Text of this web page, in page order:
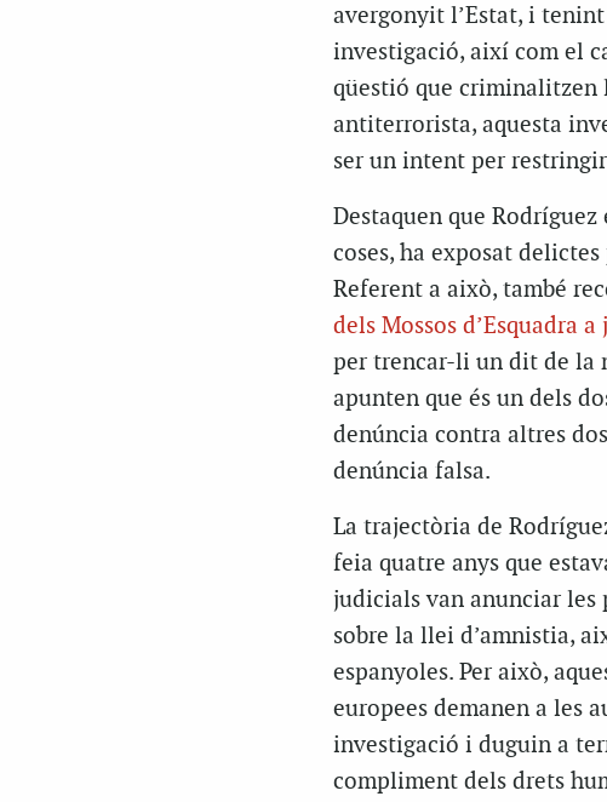
avergonyit l’Estat, i
investigació, així com el
qüestió que criminalitzen
antiterrorista, aquesta
ser un intent per
Destaquen que
coses, ha exposat
Referent a això, també
dels Mossos d’Esquadra
per trencar-li un dit de la
apunten que és un dels
denúncia contra altres
denúncia falsa.
La trajectòria de
feia quatre anys que
judicials van anunciar les
sobre la llei d’amnistia,
espanyoles. Per això,
europees demanen a les
investigació i duguin a
compliment dels drets